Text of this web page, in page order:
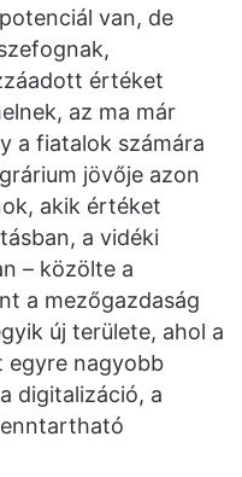
van, de
értéket
az ma már
a fiatalok számára
jövője azon
akik értéket
a vidéki
– közölte a
a mezőgazdaság
új területe, ahol a
egyre nagyobb
digitalizáció, a